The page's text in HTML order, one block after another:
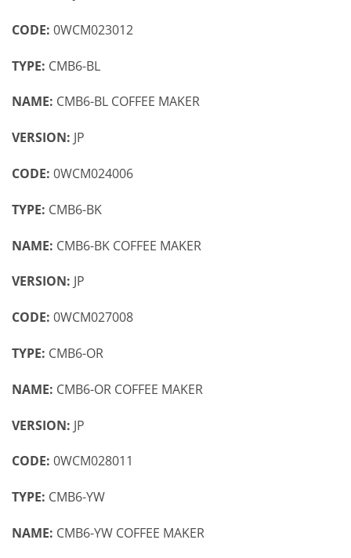
CODE: 0WCM023012
TYPE: CMB6-BL
NAME: CMB6-BL COFFEE MAKER
VERSION: JP
CODE: 0WCM024006
TYPE: CMB6-BK
NAME: CMB6-BK COFFEE MAKER
VERSION: JP
CODE: 0WCM027008
TYPE: CMB6-OR
NAME: CMB6-OR COFFEE MAKER
VERSION: JP
CODE: 0WCM028011
TYPE: CMB6-YW
NAME: CMB6-YW COFFEE MAKER